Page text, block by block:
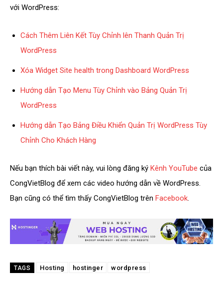
với WordPress:
Cách Thêm Liên Kết Tùy Chỉnh lên Thanh Quản Trị
WordPress
Xóa Widget Site health trong Dashboard WordPress
Hướng dẫn Tạo Menu Tùy Chỉnh vào Bảng Quản Trị
WordPress
Hướng dẫn Tạo Bảng Điều Khiển Quản Trị WordPress Tùy
Chỉnh Cho Khách Hàng
Nếu bạn thích bài viết này, vui lòng đăng ký Kênh YouTube của
CongVietBlog để xem các video hướng dẫn về WordPress.
Bạn cũng có thể tìm thấy CongVietBlog trên Facebook.
TAGS Hosting hostinger wordpress